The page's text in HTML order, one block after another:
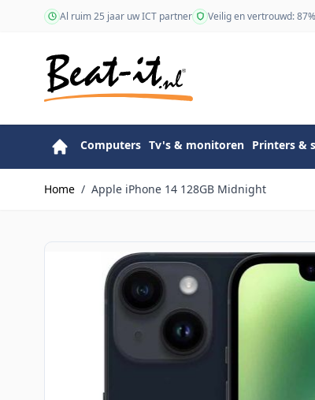
Ga naar de inhoudAl ruim 25 jaar uw ICT partner Veilig en vertrouwd:
Computers Tv's & monitoren Printers &
Home / Apple iPhone 14 128GB Midnight